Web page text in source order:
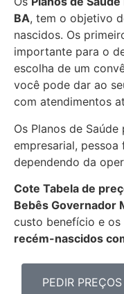
BA, tem o objetivo
nascidos. Os
importante para o
escolha de um
você pode dar ao
com atendimentos
Os Planos de
empresarial,
dependendo da
Cote Tabela de
Bebês Governador
custo benefício e os
recém-nascidos
PEDIR